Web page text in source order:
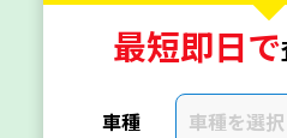
最短即日で
車種 車種を選択